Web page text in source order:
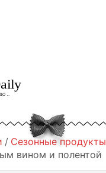
Сезонные продукты
вином и полентой